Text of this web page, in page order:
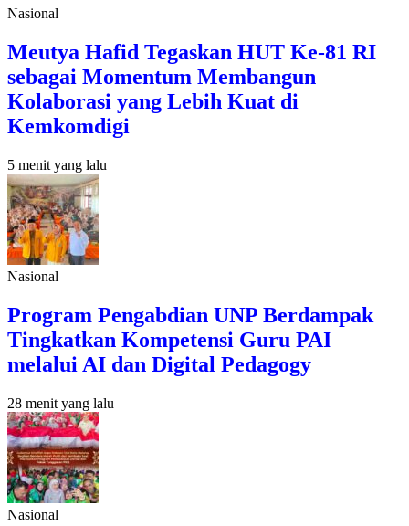
Nasional
Meutya Hafid Tegaskan HUT Ke-81 RI
sebagai Momentum Membangun
Kolaborasi yang Lebih Kuat di
Kemkomdigi
5 menit yang lalu
Nasional
Program Pengabdian UNP Berdampak
Tingkatkan Kompetensi Guru PAI
melalui AI dan Digital Pedagogy
28 menit yang lalu
Nasional